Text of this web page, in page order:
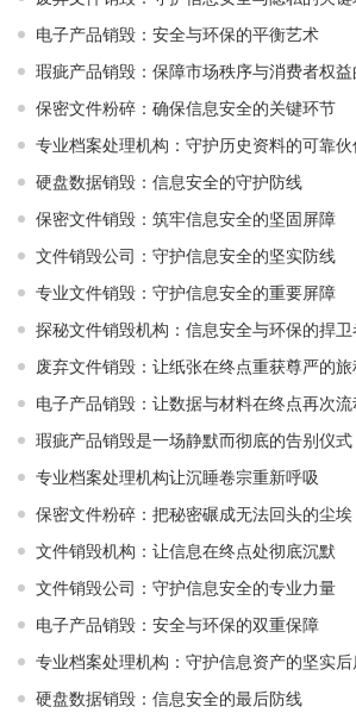
电子产品销毁：安全与环保的平衡艺术
瑕疵产品销毁：保障市场秩序与消费者权
保密文件粉碎：确保信息安全的关键环节
专业档案处理机构：守护历史资料的可靠伙
硬盘数据销毁：信息安全的守护防线
保密文件销毁：筑牢信息安全的坚固屏障
文件销毁公司：守护信息安全的坚实防线
专业文件销毁：守护信息安全的重要屏障
探秘文件销毁机构：信息安全与环保的捍卫
废弃文件销毁：让纸张在终点重获尊严的旅
电子产品销毁：让数据与材料在终点再次流
瑕疵产品销毁是一场静默而彻底的告别仪式
专业档案处理机构让沉睡卷宗重新呼吸
保密文件粉碎：把秘密碾成无法回头的尘埃
文件销毁机构：让信息在终点处彻底沉默
文件销毁公司：守护信息安全的专业力量
电子产品销毁：安全与环保的双重保障
专业档案处理机构：守护信息资产的坚实后
硬盘数据销毁：信息安全的最后防线